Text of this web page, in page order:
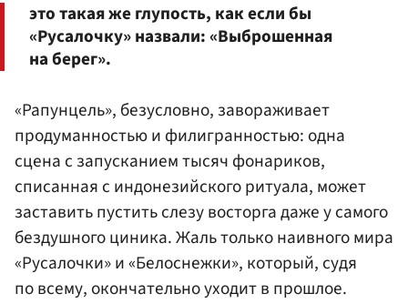
это такая же глупость, как если бы
«Русалочку» назвали: «Выброшенная
на берег».
«Рапунцель», безусловно, завораживает
продуманностью и филигранностью: одна
сцена с запусканием тысяч фонариков,
списанная с индонезийского ритуала, может
заставить пустить слезу восторга даже у самого
бездушного циника. Жаль только наивного мира
«Русалочки» и «Белоснежки», который, судя
по всему, окончательно уходит в прошлое.